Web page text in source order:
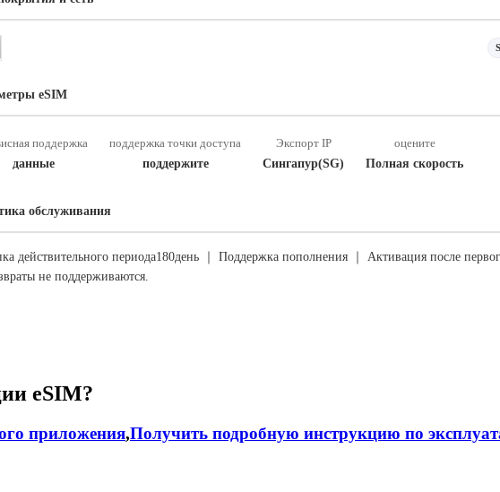
eSIM
поддержка
данные
поддержка точки доступа
поддержите
Экспорт IP
Сингапур(SG)
оцените
Полная скорость
обслуживания
действительного периода180день ｜ Поддержка пополнения ｜ Активация после
не поддерживаются.
eSIM?
приложения,Получить подробную инструкцию по